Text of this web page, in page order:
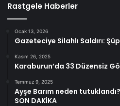
Rastgele Haberler
Ocak 13, 2026
Gazeteciye Silahlı Saldırı:
Kasım 26, 2025
Karaburun’da 33 Düzensiz
Temmuz 9, 2025
Ayşe Barım neden
SON DAKİKA